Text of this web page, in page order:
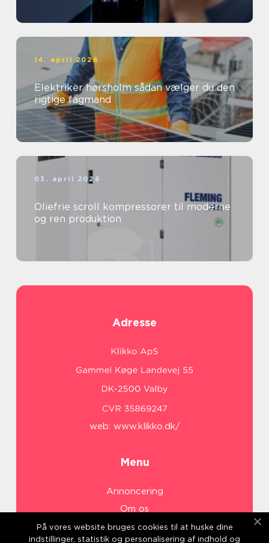
14. april 2026
Elektriker hørsholm sådan vælger du den
rigtige fagmand
03. april 2026
Oliefrie scroll kompressorer til moderne
og ren produktion
Adresse
web: www.klikko.dk/
Menu
Annoncering
Om os
Cookies
På vores website bruges cookies til at huske dine
indstillinger, statistik og personalisering af indhold og